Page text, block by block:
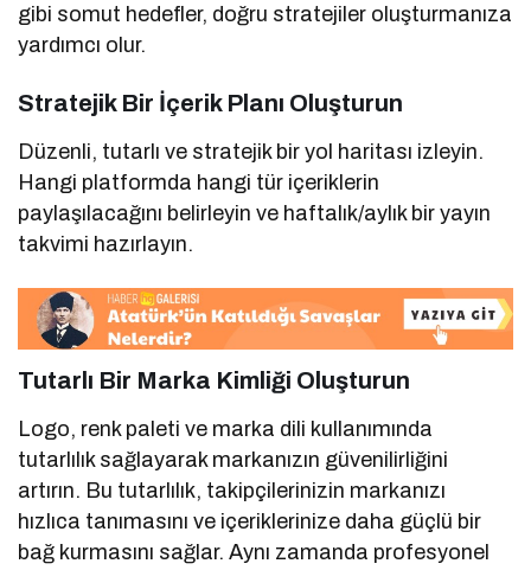
gibi somut hedefler, doğru stratejiler oluşturmanıza
yardımcı olur.
Stratejik Bir İçerik Planı Oluşturun
Düzenli, tutarlı ve stratejik bir yol haritası izleyin.
Hangi platformda hangi tür içeriklerin
paylaşılacağını belirleyin ve haftalık/aylık bir yayın
takvimi hazırlayın.
Tutarlı Bir Marka Kimliği Oluşturun
Logo, renk paleti ve marka dili kullanımında
tutarlılık sağlayarak markanızın güvenilirliğini
artırın. Bu tutarlılık, takipçilerinizin markanızı
hızlıca tanımasını ve içeriklerinize daha güçlü bir
bağ kurmasını sağlar. Aynı zamanda profesyonel